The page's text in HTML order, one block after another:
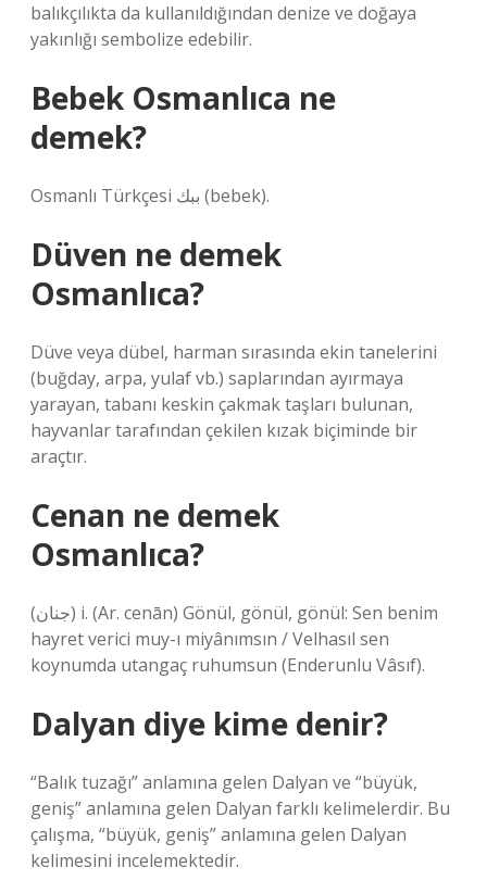
balıkçılıkta da kullanıldığından denize ve doğaya
yakınlığı sembolize edebilir.
Bebek Osmanlıca ne
demek?
Osmanlı Türkçesi ببك‎ (bebek).
Düven ne demek
Osmanlıca?
Düve veya dübel, harman sırasında ekin tanelerini
(buğday, arpa, yulaf vb.) saplarından ayırmaya
yarayan, tabanı keskin çakmak taşları bulunan,
hayvanlar tarafından çekilen kızak biçiminde bir
araçtır.
Cenan ne demek
Osmanlıca?
(ﺟﻨﺎﻥ) i. (Ar. cenān) Gönül, gönül, gönül: Sen benim
hayret verici muy-ı miyânımsın / Velhasıl sen
koynumda utangaç ruhumsun (Enderunlu Vâsıf).
Dalyan diye kime denir?
“Balık tuzağı” anlamına gelen Dalyan ve “büyük,
geniş” anlamına gelen Dalyan farklı kelimelerdir. Bu
çalışma, “büyük, geniş” anlamına gelen Dalyan
kelimesini incelemektedir.